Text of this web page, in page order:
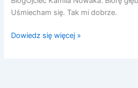
Uśmiecham się. Tak mi dobrze.
Dowiedz się więcej »